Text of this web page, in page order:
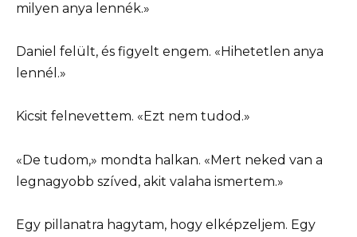
milyen anya lennék.»
Daniel felült, és figyelt engem. «Hihetetlen anya
lennél.»
Kicsit felnevettem. «Ezt nem tudod.»
«De tudom,» mondta halkan. «Mert neked van a
legnagyobb szíved, akit valaha ismertem.»
Egy pillanatra hagytam, hogy elképzeljem. Egy